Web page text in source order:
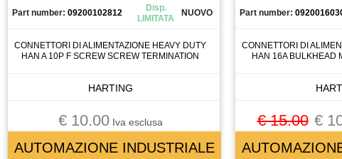
CONTATTOREORE
CUSCINETTI
DOMOTICA
DRIVER
Part number: 09200102812
Disp.
LIMITATA
NUOVO
CONNETTORI DI ALIMENTAZIONE HEAVY DUTY
HAN A 10P F SCREW SCREW TERMINATION
HARTING
€ 10.00Iva esclusa
AUTOMAZIONE INDUSTRIALE
Part number:
CONNETTORI DI
HAN 16A BULKHEAD
€ 15.00 €